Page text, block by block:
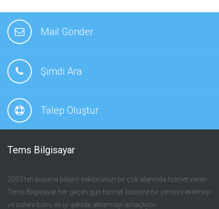
Mail Gönder
Şimdi Ara
Talep Oluştur
Tems Bilgisayar
2003’ten buyana bilişim sektörünün bir çok alanında hizmet veren
Tems Bilgisayar her geçen gün hizmet listesine bir yenisini eklemeyi
ve sizlere bunu en iyi şekilde aktarmayı amaçlıyor.